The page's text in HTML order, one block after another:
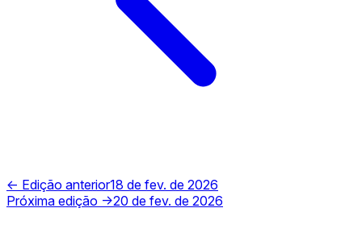
← Edição anterior18 de fev. de 2026
Próxima edição →20 de fev. de 2026